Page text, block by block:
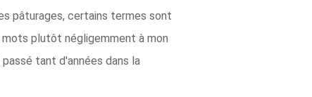
pâturages, certains termes sont
plutôt négligemment à mon
tant d'années dans la